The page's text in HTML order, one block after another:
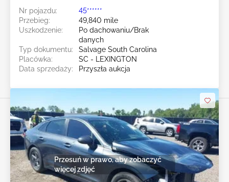
Nr pojazdu:
45******
Przebieg:
49,840 mile
Uszkodzenie:
Po dachowaniu/Brak
danych
Typ dokumentu:
Salvage South Carolina
Placówka:
SC - LEXINGTON
Data sprzedaży:
Przyszła aukcja
Przesuń w prawo, aby zobaczyć
więcej zdjęć